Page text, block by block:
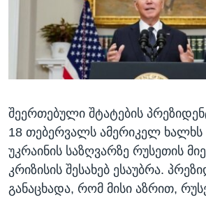
ᲡᲢᲣᲓᲘᲐ ᲕᲐᲨᲘᲜᲒᲢᲝᲜᲘ
ᲯᲐᲜᲛᲠᲗᲔᲚᲝᲑᲐ
ᲛᲔᲪᲜᲘᲔᲠᲔᲑᲐ
ᲙᲣᲚᲢᲣᲠᲐ
ᲒᲐᲚᲘᲚᲔᲝ
ᲓᲔᲖᲘᲜᲤᲝᲠᲛᲐᲪᲘᲐ
Learning English
ᲗᲕᲐᲚᲘ ᲒᲕᲐᲓᲔᲕᲜᲔᲗ
ენები
შეერთებული შტატების
18 თებერვალს ამერიკელ ხალხს
უკრაინის საზღვარზე რუსეთის
კრიზისის შესახებ ესაუბრა.
განაცხადა, რომ მისი აზრით,